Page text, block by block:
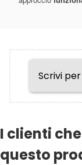
Scrivi
I clienti
questo